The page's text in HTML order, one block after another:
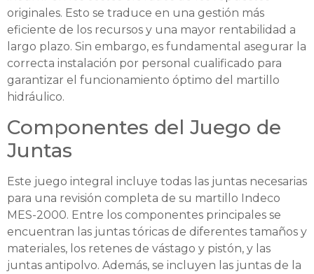
originales. Esto se traduce en una gestión más
eficiente de los recursos y una mayor rentabilidad a
largo plazo. Sin embargo, es fundamental asegurar la
correcta instalación por personal cualificado para
garantizar el funcionamiento óptimo del martillo
hidráulico.
Componentes del Juego de
Juntas
Este juego integral incluye todas las juntas necesarias
para una revisión completa de su martillo Indeco
MES-2000. Entre los componentes principales se
encuentran las juntas tóricas de diferentes tamaños y
materiales, los retenes de vástago y pistón, y las
juntas antipolvo. Además, se incluyen las juntas de la